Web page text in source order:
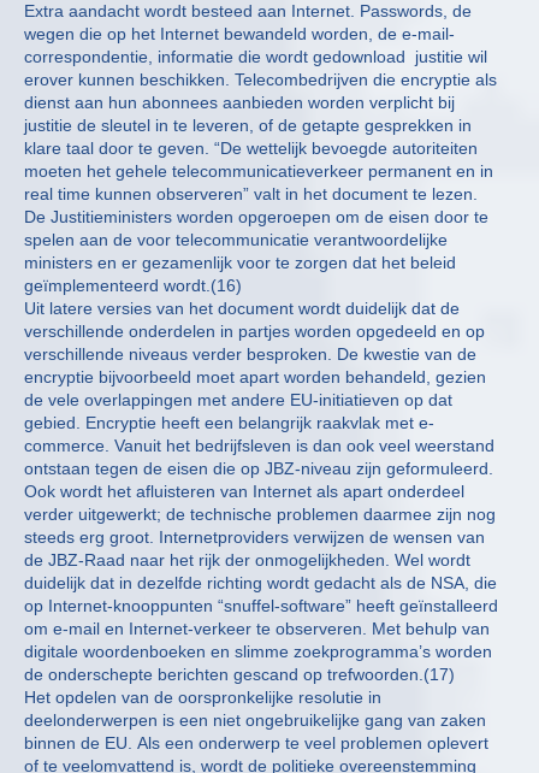
Extra aandacht wordt besteed aan Internet. Passwords, de
wegen die op het Internet bewandeld worden, de e-mail-
correspondentie, informatie die wordt gedownload ­ justitie wil
erover kunnen beschikken. Telecombedrijven die encryptie als
dienst aan hun abonnees aanbieden worden verplicht bij
justitie de sleutel in te leveren, of de getapte gesprekken in
klare taal door te geven. “De wettelijk bevoegde autoriteiten
moeten het gehele telecommunicatieverkeer permanent en in
real time kunnen observeren” valt in het document te lezen.
De Justitieministers worden opgeroepen om de eisen door te
spelen aan de voor telecommunicatie verantwoordelijke
ministers en er gezamenlijk voor te zorgen dat het beleid
geïmplementeerd wordt.(16)
Uit latere versies van het document wordt duidelijk dat de
verschillende onderdelen in partjes worden opgedeeld en op
verschillende niveaus verder besproken. De kwestie van de
encryptie bijvoorbeeld moet apart worden behandeld, gezien
de vele overlappingen met andere EU-initiatieven op dat
gebied. Encryptie heeft een belangrijk raakvlak met e-
commerce. Vanuit het bedrijfsleven is dan ook veel weerstand
ontstaan tegen de eisen die op JBZ-niveau zijn geformuleerd.
Ook wordt het afluisteren van Internet als apart onderdeel
verder uitgewerkt; de technische problemen daarmee zijn nog
steeds erg groot. Internetproviders verwijzen de wensen van
de JBZ-Raad naar het rijk der onmogelijkheden. Wel wordt
duidelijk dat in dezelfde richting wordt gedacht als de NSA, die
op Internet-knooppunten “snuffel-software” heeft geïnstalleerd
om e-mail en Internet-verkeer te observeren. Met behulp van
digitale woordenboeken en slimme zoekprogramma’s worden
de onderschepte berichten gescand op trefwoorden.(17)
Het opdelen van de oorspronkelijke resolutie in
deelonderwerpen is een niet ongebruikelijke gang van zaken
binnen de EU. Als een onderwerp te veel problemen oplevert
of te veelomvattend is, wordt de politieke overeenstemming